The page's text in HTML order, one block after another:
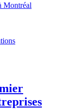
Montréal